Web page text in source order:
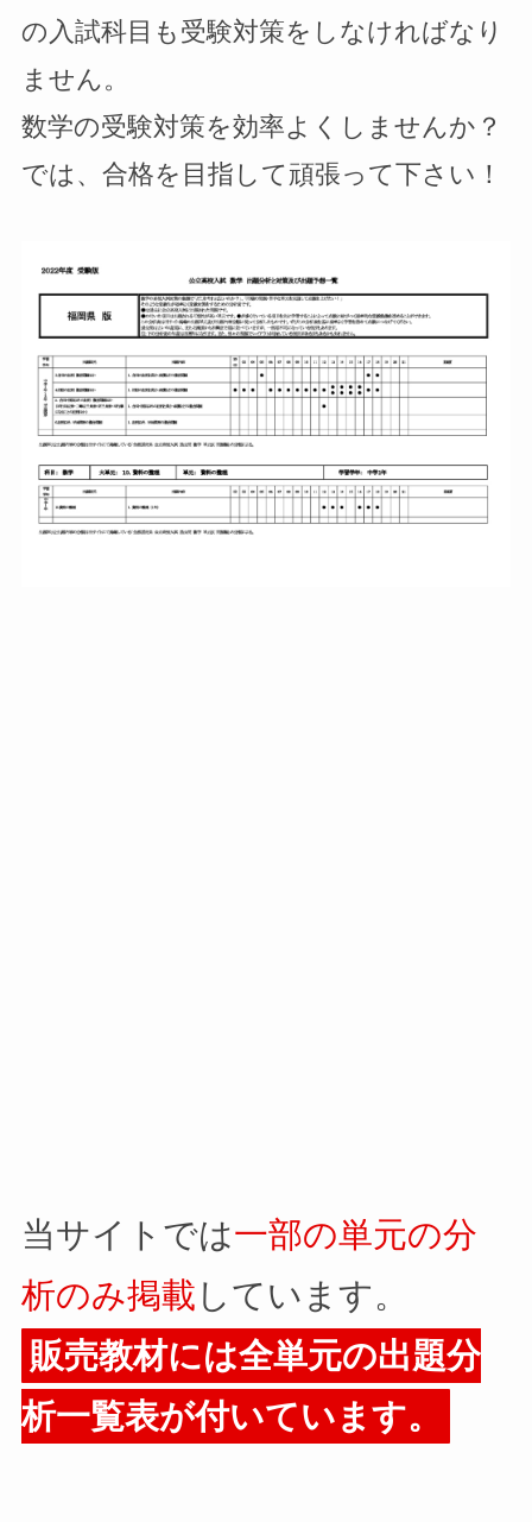
の入試科目も受験対策をしなければなり
ません。
数学の受験対策を効率よくしませんか？
では、合格を目指して頑張って下さい！
当サイトでは一部の単元の分
析のみ掲載 しています。
販売教材には全単元の出題分
析一覧表が付いています。